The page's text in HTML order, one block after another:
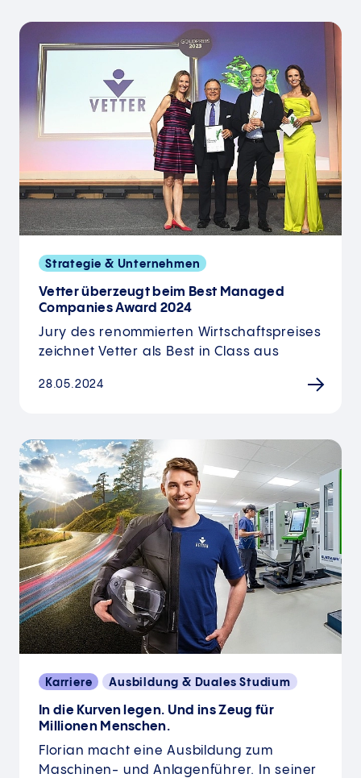
Strategie & Unternehmen
Vetter überzeugt beim Best Managed
Companies Award 2024
Jury des renommierten Wirtschaftspreises
zeichnet Vetter als Best in Class aus
28.05.2024
Karriere Ausbildung & Duales Studium
In die Kurven legen. Und ins Zeug für
Millionen Menschen.
Florian macht eine Ausbildung zum
Maschinen- und Anlagenführer. In seiner